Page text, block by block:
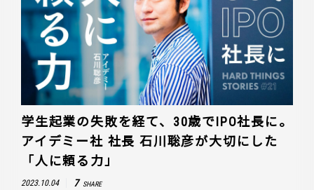
学生起業の失敗を経て、30歳でIPO社長に。
アイデミー社 社長 石川聡彦が大切にした
「人に頼る力」
2023.10.04 7 SHARE